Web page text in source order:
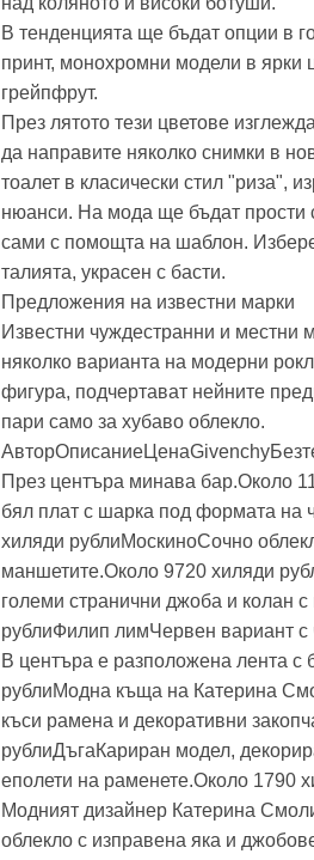
В тенденцията ще бъдат опции в
принт, монохромни модели в ярки
грейпфрут.
През лятото тези цветове
да направите няколко снимки в
тоалет в класически стил "риза",
нюанси. На мода ще бъдат прости
сами с помощта на шаблон.
талията, украсен с басти.
Предложения на известни марки
Известни чуждестранни и местни
няколко варианта на модерни
фигура, подчертават нейните
пари само за хубаво облекло.
През центъра минава бар.Около
бял плат с шарка под формата на
хиляди рублиМоскиноСочно
маншетите.Около 9720 хиляди
големи странични джоба и колан
рублиФилип лимЧервен вариант с
В центъра е разположена лента с
рублиМодна къща на Катерина
къси рамена и декоративни
рублиДъгаКариран модел,
еполети на раменете.Около 1790
Модният дизайнер Катерина
облекло с изправена яка и